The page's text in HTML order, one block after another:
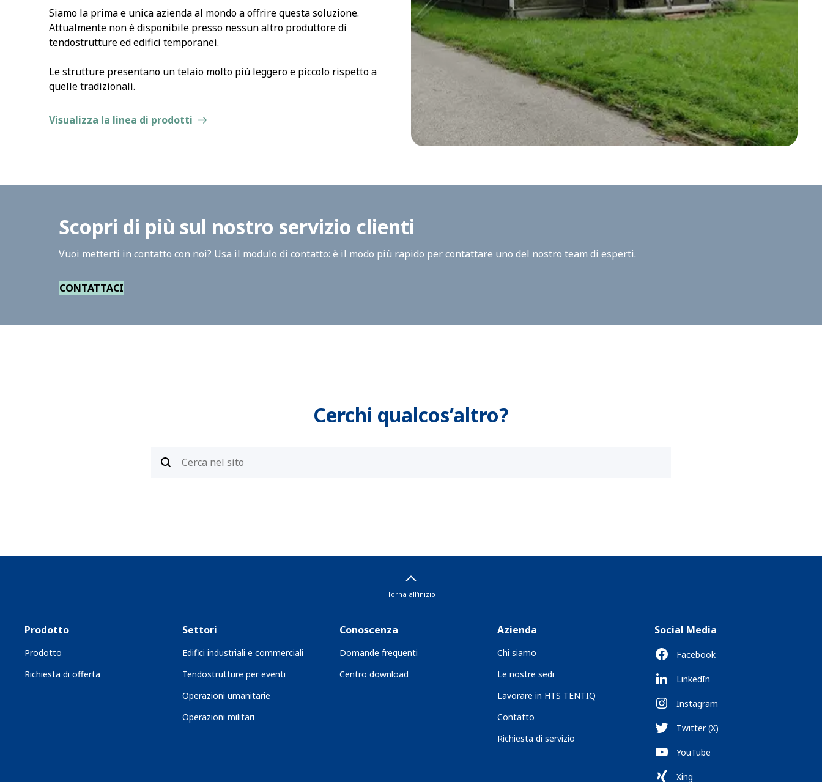
Siamo la prima e unica azienda al mondo a offrire questa soluzione.
Attualmente non è disponibile presso nessun altro produttore di
tendostrutture ed edifici temporanei.
Le strutture presentano un telaio molto più leggero e piccolo rispetto a
quelle tradizionali.
Visualizza la linea di prodotti
Scopri di più sul nostro servizio clienti
Vuoi metterti in contatto con noi? Usa il modulo di contatto: è il modo più rapido per contattare uno del nostro team di esperti.
CONTATTACI
Cerchi qualcos’altro?
Torna all'inizio
Prodotto
Prodotto
Richiesta di offerta
Settori
Edifici industriali e commerciali
Tendostrutture per eventi
Operazioni umanitarie
Operazioni militari
Conoscenza
Domande frequenti
Centro download
Azienda
Chi siamo
Le nostre sedi
Lavorare in HTS TENTIQ
Contatto
Richiesta di servizio
Social Media
Facebook
LinkedIn
Instagram
Twitter (X)
YouTube
Xing